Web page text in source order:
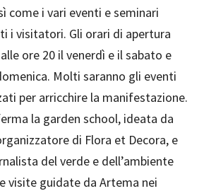
come i vari eventi e seminari
i visitatori. Gli orari di apertura
ore 20 il venerdì e il sabato e
Molti saranno gli eventi
per arricchire la manifestazione.
la garden school, ideata da
di Flora et Decora, e
del verde e dell’ambiente
visite guidate da Artema nei